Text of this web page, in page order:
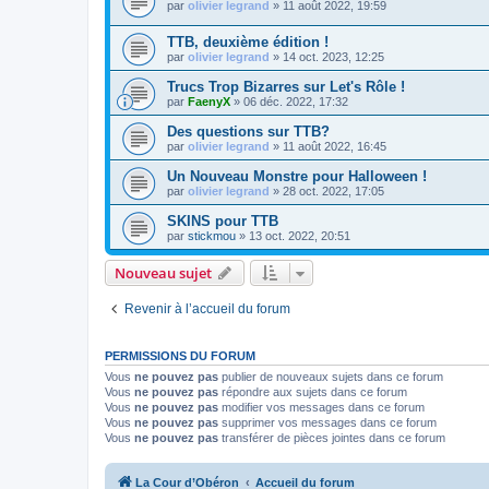
par olivier legrand » 11 août 2022, 19:59
TTB, deuxième édition !
par olivier legrand » 14 oct. 2023, 12:25
Trucs Trop Bizarres sur Let's Rôle !
par FaenyX » 06 déc. 2022, 17:32
Des questions sur TTB?
par olivier legrand » 11 août 2022, 16:45
Un Nouveau Monstre pour Halloween !
par olivier legrand » 28 oct. 2022, 17:05
SKINS pour TTB
par stickmou » 13 oct. 2022, 20:51
Nouveau sujet
Revenir à l’accueil du forum
PERMISSIONS DU FORUM
Vous ne pouvez pas publier de nouveaux sujets dans ce forum
Vous ne pouvez pas répondre aux sujets dans ce forum
Vous ne pouvez pas modifier vos messages dans ce forum
Vous ne pouvez pas supprimer vos messages dans ce forum
Vous ne pouvez pas transférer de pièces jointes dans ce forum
La Cour d’Obéron Accueil du forum